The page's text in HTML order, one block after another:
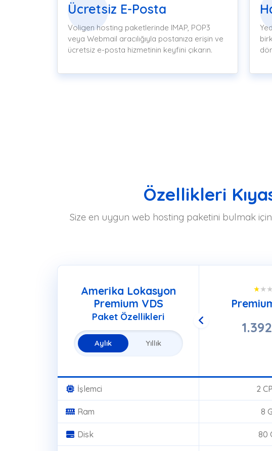
Ücretsiz E-Posta
Voligen hosting paketlerinde IMAP, POP3
veya Webmail aracılığıyla postanıza erişin ve
ücretsiz e-posta hizmetinin keyfini çıkarın.
Özellikleri
Size en uygun web hosting paketini bulmak
Amerika Lokasyon
Premium VDS
Paket Özellikleri
Aylık Yıllık
1.392
İşlemci
Ram
Disk
2
8
80